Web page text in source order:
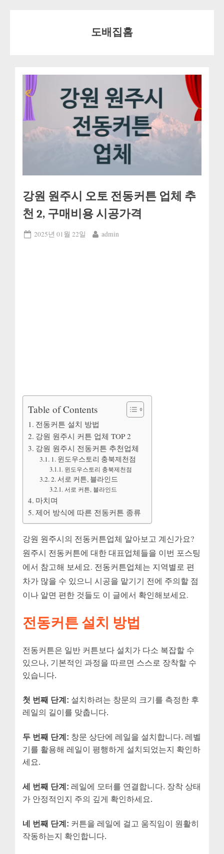
도배집홈
강원 원주시 오토 전동커튼 업체 추
천 2, 구매비용 시공가격
Posted
2025년 01월 22일 By
admin
Table of Contents
전동커튼 설치 방법
강원 원주시 커튼 업체 TOP 2
강원 원주시 전동커튼 추천업체
1. 윈도우스토리 충북제천점
윈도우스토리 충북제천점
2. 서로 커튼, 블라인드
서로 커튼, 블라인드
마치며
제어 방식에 따른 전동커튼 종류
강원 원주시의 전동커튼업체 알아보고 계신가요?
원주시 전동커튼에 대한 대표업체들을 이번 포스팅
에서 참고해 보세요. 전동커튼업체는 지역별로 편
차가 많을 수 있으니 시공을 맡기기 전에 주의할 점
이나 알면 편한 것들도 이 글에서 확인해보세요.
전동커튼 설치 방법
전동커튼은 일반 커튼보다 설치가 다소 복잡할 수
있으나, 기본적인 과정을 따르면 스스로 장착할 수
있습니다.
첫 번째 단계: 설치하려는 창문의 크기를 측정한 후
레일의 길이를 맞춥니다.
두 번째 단계: 창문 상단에 레일을 설치합니다. 레벨
기를 활용해 레일이 평행하게 설치되었는지 확인하
세요.
세 번째 단계: 레일에 모터를 연결합니다. 장착 상태
가 안정적인지 주의 깊게 확인하세요.
네 번째 단계: 커튼을 레일에 걸고 움직임이 원활히
작동하는지 확인합니다.